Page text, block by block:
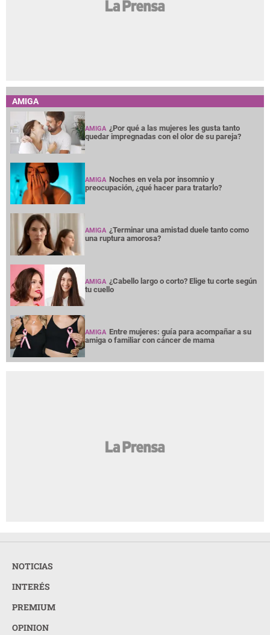
AMIGA
AMIGA ¿Por qué a las mujeres les gusta tanto
quedar impregnadas con el olor de su pareja?
AMIGA Noches en vela por insomnio y
preocupación, ¿qué hacer para tratarlo?
AMIGA ¿Terminar una amistad duele tanto como
una ruptura amorosa?
AMIGA ¿Cabello largo o corto? Elige tu corte según
tu cuello
AMIGA Entre mujeres: guía para acompañar a su
amiga o familiar con cáncer de mama
NOTICIAS
INTERÉS
PREMIUM
OPINION